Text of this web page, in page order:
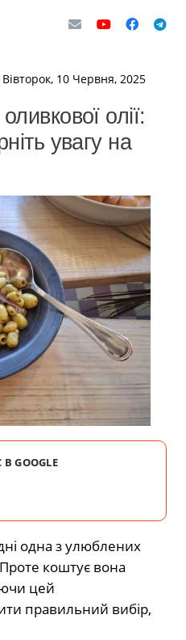
Вівторок, 10 Червня, 2025
олії:
увагу на
GOOGLE
одна з улюблених
коштує вона
цей
правильний вибір,